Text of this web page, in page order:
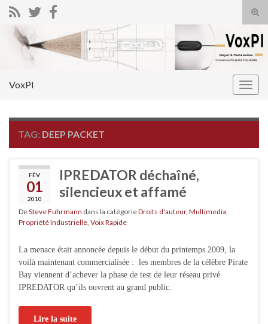
Search for:
VoxPI
TAG: DEEP PACKET
FÉV
01
2010
IPREDATOR déchaîné,
silencieux et affamé
DeSteve Fuhrmann dans la catégorieDroits d'auteur, Multimedia
Propriété Industrielle Voix Rapide
La menace était annoncée depuis le début du printemps 2009, la
voilà maintenant commercialisée : les membres de la célèbre Pirate
Bay viennent d’achever la phase de test de leur réseau privé
IPREDATOR qu’ils ouvrent au grand public.
Lire la suite